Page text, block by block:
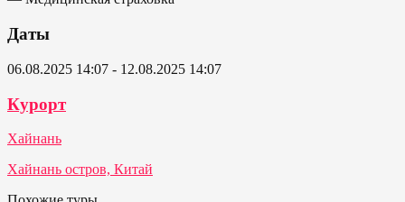
Даты
06.08.2025 14:07 - 12.08.2025 14:07
Курорт
Хайнань
Хайнань остров, Китай